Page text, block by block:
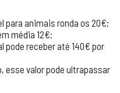
para animais ronda os 20€;
média 12€;
pode receber até 140€ por
esse valor pode ultrapassar